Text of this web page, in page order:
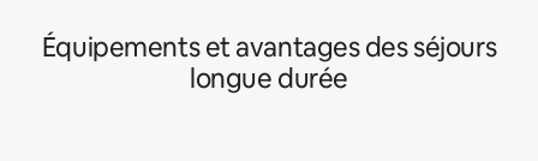
Équipements et avantages des séjours
longue durée